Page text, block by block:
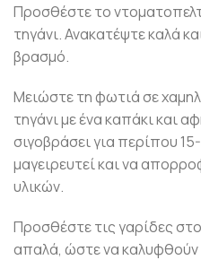
Προσθέστε το
τηγάνι. Ανακατέψτε καλά
βρασμό.
Μειώστε τη φωτιά σε
τηγάνι με ένα καπάκι και
σιγοβράσει για περίπου
μαγειρευτεί και να
υλικών.
Προσθέστε τις γαρίδες
απαλά, ώστε να καλυφθούν